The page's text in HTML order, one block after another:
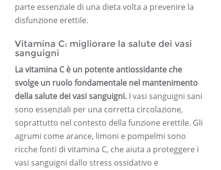
parte essenziale di una dieta volta a prevenire la
disfunzione erettile.
Vitamina C: migliorare la salute dei vasi
sanguigni
La vitamina C è un potente antiossidante che
svolge un ruolo fondamentale nel mantenimento
della salute dei vasi sanguigni. I vasi sanguigni sani
sono essenziali per una corretta circolazione,
soprattutto nel contesto della funzione erettile. Gli
agrumi come arance, limoni e pompelmi sono
ricche fonti di vitamina C, che aiuta a proteggere i
vasi sanguigni dallo stress ossidativo e